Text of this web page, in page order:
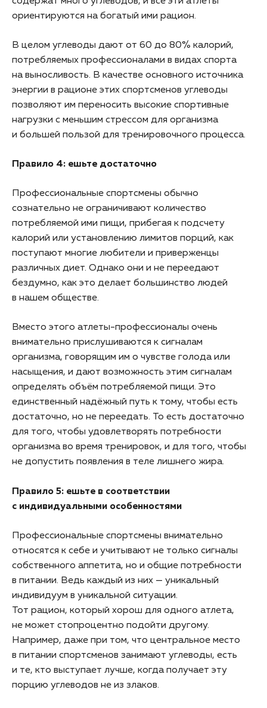
ориентируются на богатый ими рацион.
В целом углеводы дают от 60 до 80% калорий,
потребляемых профессионалами в видах спорта
на выносливость. В качестве основного источника
энергии в рационе этих спортсменов углеводы
позволяют им переносить высокие спортивные
нагрузки с меньшим стрессом для организма
и большей пользой для тренировочного процесса.
Правило 4: ешьте достаточно
Профессиональные спортсмены обычно
сознательно не ограничивают количество
потребляемой ими пищи, прибегая к подсчету
калорий или установлению лимитов порций, как
поступают многие любители и приверженцы
различных диет. Однако они и не переедают
бездумно, как это делает большинство людей
в нашем обществе.
Вместо этого атлеты-профессионалы очень
внимательно прислушиваются к сигналам
организма, говорящим им о чувстве голода или
насыщения, и дают возможность этим сигналам
определять объём потребляемой пищи. Это
единственный надёжный путь к тому, чтобы есть
достаточно, но не переедать. То есть достаточно
для того, чтобы удовлетворять потребности
организма во время тренировок, и для того, чтобы
не допустить появления в теле лишнего жира.
Правило 5: ешьте в соответствии
с индивидуальными особенностями
Профессиональные спортсмены внимательно
относятся к себе и учитывают не только сигналы
собственного аппетита, но и общие потребности
в питании. Ведь каждый из них — уникальный
индивидуум в уникальной ситуации.
Тот рацион, который хорош для одного атлета,
не может стопроцентно подойти другому.
Например, даже при том, что центральное место
в питании спортсменов занимают углеводы, есть
и те, кто выступает лучше, когда получает эту
порцию углеводов не из злаков.